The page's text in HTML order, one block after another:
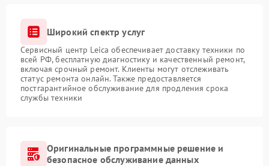
Широкий спектр услуг
Сервисный центр Leica обеспечивает доставку техники по
всей РФ, бесплатную диагностику и качественный ремонт,
включая срочный ремонт. Клиенты могут отслеживать
статус ремонта онлайн. Также предоставляется
постгарантийное обслуживание для продления срока
службы техники
Оригинальные программные решение и
безопасное обслуживание данных